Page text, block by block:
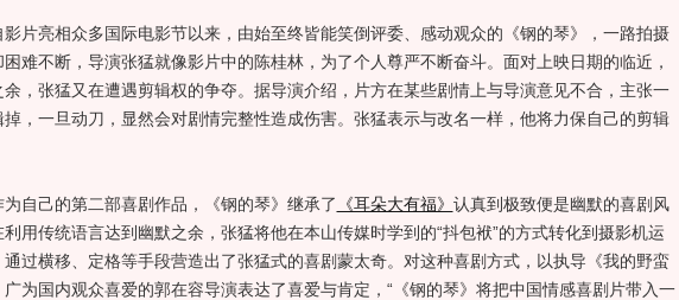
亮相众多国际电影节以来，由始至终皆能笑倒评委、感动观众的《钢的琴》，一路拍摄
困难不断，导演张猛就像影片中的陈桂林，为了个人尊严不断奋斗。面对上映日期的临近，
余，张猛又在遭遇剪辑权的争夺。据导演介绍，片方在某些剧情上与导演意见不合，主张一
掉，一旦动刀，显然会对剧情完整性造成伤害。张猛表示与改名一样，他将力保自己的剪辑
己的第二部喜剧作品，《钢的琴》继承了 《耳朵大有福》 认真到极致便是幽默的喜剧风
利用传统语言达到幽默之余，张猛将他在本山传媒时学到的“抖包袱”的方式转化到摄影机运
通过横移、定格等手段营造出了张猛式的喜剧蒙太奇。对这种喜剧方式，以执导《我的野蛮
广为国内观众喜爱的郭在容导演表达了喜爱与肯定，“《钢的琴》将把中国情感喜剧片带入一